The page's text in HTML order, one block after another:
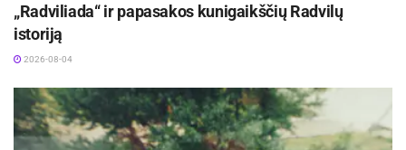
„Radviliada“ ir papasakos kunigaikščių Radvilų
istoriją
2026-08-04